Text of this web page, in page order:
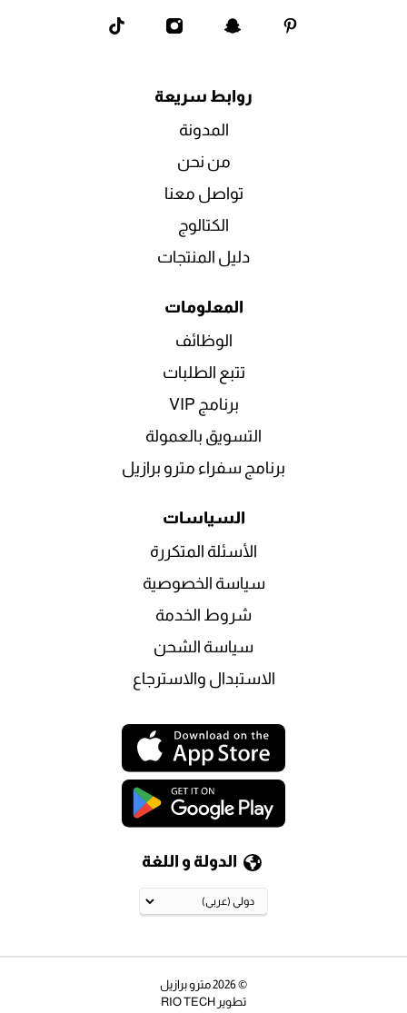
روابط سريعة
المدونة
من نحن
تواصل معنا
الكتالوج
دليل المنتجات
المعلومات
الوظائف
تتبع الطلبات
برنامج VIP
التسويق بالعمولة
برنامج سفراء مترو برازيل
السياسات
الأسئلة المتكررة
سياسة الخصوصية
شروط الخدمة
سياسة الشحن
الاستبدال والاسترجاع
الدولة و اللغة
© 2026
مترو برازيل
تطوير RIO TECH